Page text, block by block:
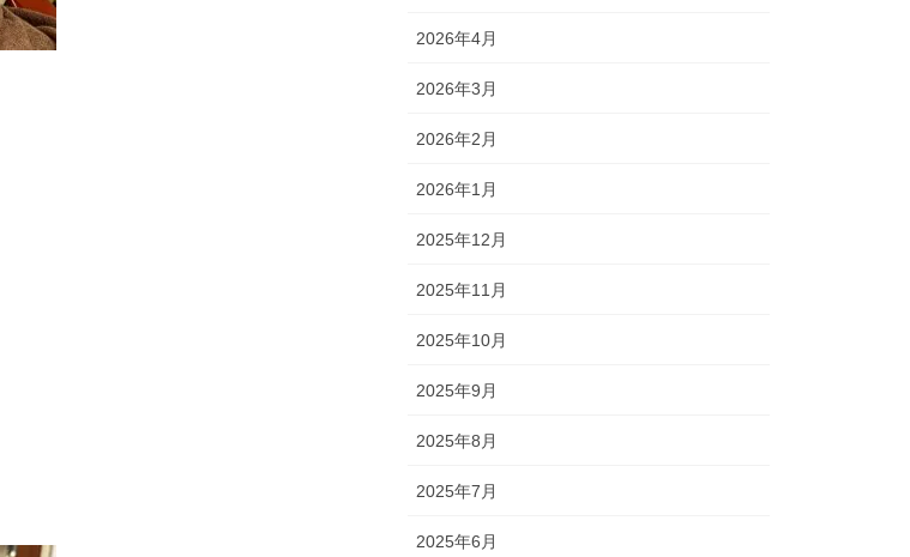
2026年4月
2026年3月
2026年2月
2026年1月
2025年12月
2025年11月
2025年10月
2025年9月
2025年8月
2025年7月
2025年6月